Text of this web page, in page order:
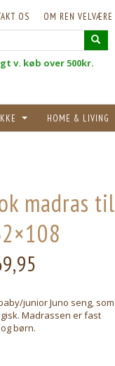
OM REN VELVÆRE
OS
v. køb over 500kr.
HOME & LIVING
madras til
junior Juno seng, som
Madrassen er fast
børn.